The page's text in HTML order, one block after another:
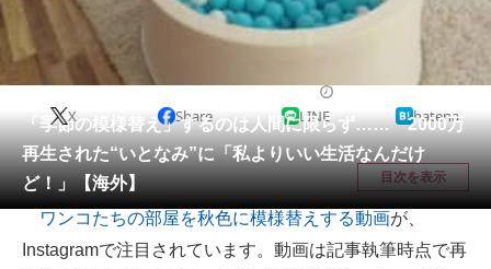
教育・育児
会員記事
メディア
注目記事を集めた総合ページ
ITの今と未来を見通す
「季節の模様替え」するのは人間に限らず…… 2000万
再生された“いとなみ”に「私よりいい生活なんだけ
ど！」【海外】
X Share LINE hatena
目次を表示
ワンコたちの部屋を秋色に模様替えする動画が、
Instagramで注目されています。動画は記事執筆時点で再